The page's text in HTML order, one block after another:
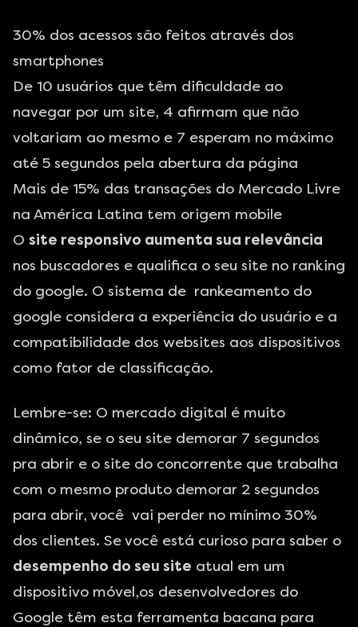
30% dos acessos são feitos através dos
smartphones
De 10 usuários que têm dificuldade ao
navegar por um site, 4 afirmam que não
voltariam ao mesmo e 7 esperam no máximo
até 5 segundos pela abertura da página
Mais de 15% das transações do Mercado Livre
na América Latina tem origem mobile
O site responsivo aumenta sua relevância
nos buscadores e qualifica o seu site no ranking
do google. O sistema de rankeamento do
google considera a experiência do usuário e a
compatibilidade dos websites aos dispositivos
como fator de classificação.
Lembre-se: O mercado digital é muito
dinâmico, se o seu site demorar 7 segundos
pra abrir e o site do concorrente que trabalha
com o mesmo produto demorar 2 segundos
para abrir, você vai perder no mínimo 30%
dos clientes. Se você está curioso para saber o
desempenho do seu site atual em um
dispositivo móvel,os desenvolvedores do
Google têm esta ferramenta bacana para